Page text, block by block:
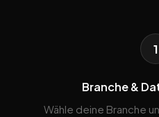
1
Branche &
Wähle deine Branche